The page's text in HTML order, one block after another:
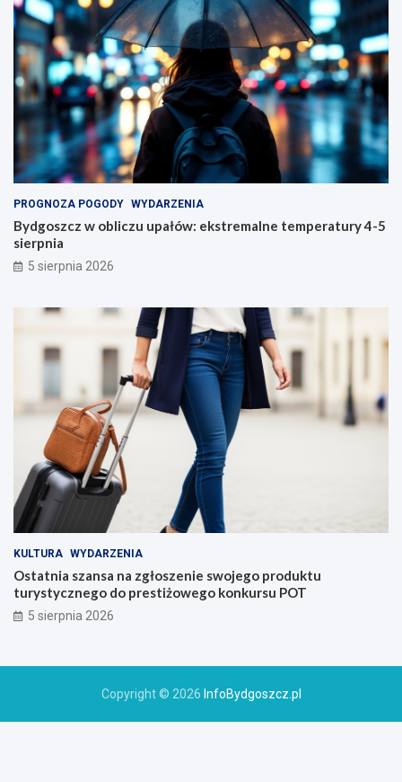
PROGNOZA POGODY WYDARZENIA
Bydgoszcz w obliczu upałów: ekstremalne temperatury 4-5
sierpnia
5 sierpnia 2026
KULTURA WYDARZENIA
Ostatnia szansa na zgłoszenie swojego produktu
turystycznego do prestiżowego konkursu POT
5 sierpnia 2026
Copyright © 2026 InfoBydgoszcz.pl